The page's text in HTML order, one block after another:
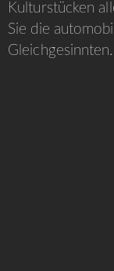
Kulturstücken
Sie die
Gleichgesinnten.